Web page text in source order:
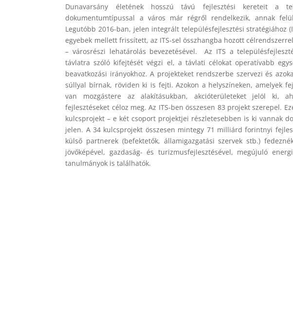
Dunavarsány életének hosszú távú fejlesztési kereteit a
dokumentumtípussal a város már régről rendelkezik, annak
Legutóbb 2016-ban, jelen integrált településfejlesztési stratégiához
egyebek mellett frissített, az ITS-sel összhangba hozott
– városrészi lehatárolás bevezetésével. Az ITS a
távlatra szóló kifejtését végzi el, a távlati célokat operatívabb
beavatkozási irányokhoz. A projekteket rendszerbe szervezi és
súllyal bírnak, röviden ki is fejti. Azokon a helyszíneken, amelyek
van mozgástere az alakításukban, akcióterületeket jelöl ki,
fejlesztéseket céloz meg. Az ITS-ben összesen 83 projekt szerepel.
kulcsprojekt – e két csoport projektjei részletesebben is ki vannak
jelen. A 34 kulcsprojekt összesen mintegy 71 milliárd forintnyi
külső partnerek (befektetők, államigazgatási szervek stb.)
jövőképével, gazdaság- és turizmusfejlesztésével, megújuló
tanulmányok is találhatók.